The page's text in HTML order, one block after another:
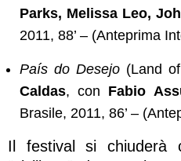
Parks, Melissa Leo,
2011, 88’ – (Anteprima
País do Desejo(Land of
Caldas, con Fabio
Brasile, 2011, 86’ –
Il festival si chiuderà